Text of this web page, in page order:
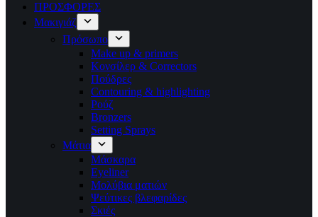
ΠΡΟΣΦΟΡΕΣ
Μακιγιάζ
Πρόσωπο
Make up & primers
Κονσίλερ & Correctors
Πούδρες
Contouring & highlighting
Ρούζ
Bronzers
Setting Sprays
Μάτια
Μάσκαρα
Eyeliner
Μολύβια ματιών
Ψεύτικες βλεφαρίδες
Σκιές